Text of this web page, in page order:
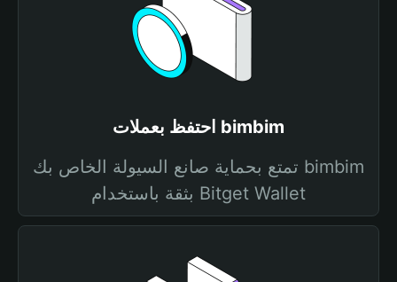
احتفظ بعملات bimbim
تمتع بحماية صانع السيولة الخاص بك bimbim
بثقة باستخدام Bitget Wallet